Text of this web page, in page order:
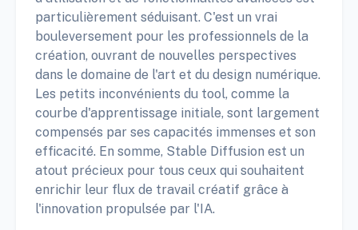
particulièrement séduisant. C'est un vrai
bouleversement pour les professionnels de la
création, ouvrant de nouvelles perspectives
dans le domaine de l'art et du design numérique.
Les petits inconvénients du tool, comme la
courbe d'apprentissage initiale, sont largement
compensés par ses capacités immenses et son
efficacité. En somme, Stable Diffusion est un
atout précieux pour tous ceux qui souhaitent
enrichir leur flux de travail créatif grâce à
l'innovation propulsée par l'IA.